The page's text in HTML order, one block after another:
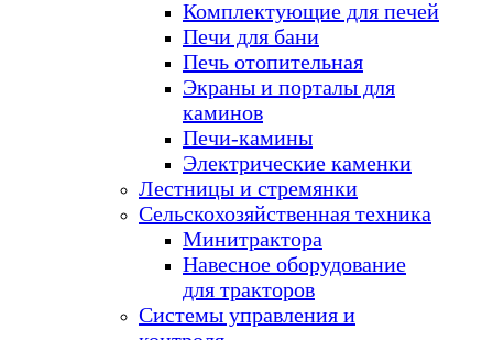
Комплектующие для печей
Печи для бани
Печь отопительная
Экраны и порталы для
каминов
Печи-камины
Электрические каменки
Лестницы и стремянки
Сельскохозяйственная техника
Минитрактора
Навесное оборудование
для тракторов
Системы управления и